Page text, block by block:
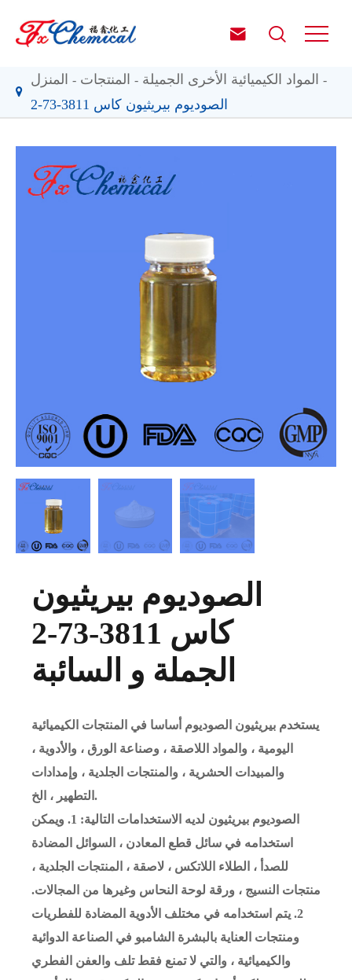
 
المنزل المنتجات
المواد الكيميائية الأخرى الجميلة
الصوديوم بيريثيون كاس 3811-73-2
الصوديوم بيريثيون
كاس 3811-73-2
الجملة و السائبة
يستخدم بيريثيون الصوديوم أساسا في المنتجات الكيميائية
اليومية ، والمواد اللاصقة ، وصناعة الورق ، والأدوية ،
والمبيدات الحشرية ، والمنتجات الجلدية ، وإمدادات
التطهير ، الخ.
الصوديوم بيريثيون لديه الاستخدامات التالية: 1. ويمكن
استخدامه في سائل قطع المعادن ، السوائل المضادة
للصدأ ، الطلاء اللاتكس ، لاصقة ، المنتجات الجلدية ،
منتجات النسيج ، ورقة لوحة النحاس وغيرها من المجالات.
2. يتم استخدامه في مختلف الأدوية المضادة للفطريات
ومنتجات العناية بالبشرة الشامبو في الصناعة الدوائية
والكيميائية ، والتي لا تمنع فقط تلف والعفن الفطري